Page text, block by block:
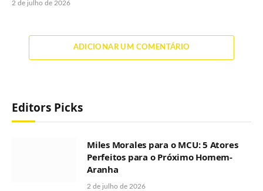
2 de julho de 2026
ADICIONAR UM COMENTÁRIO
Editors Picks
Miles Morales para o MCU: 5 Atores
Perfeitos para o Próximo Homem-
Aranha
2 de julho de 2026